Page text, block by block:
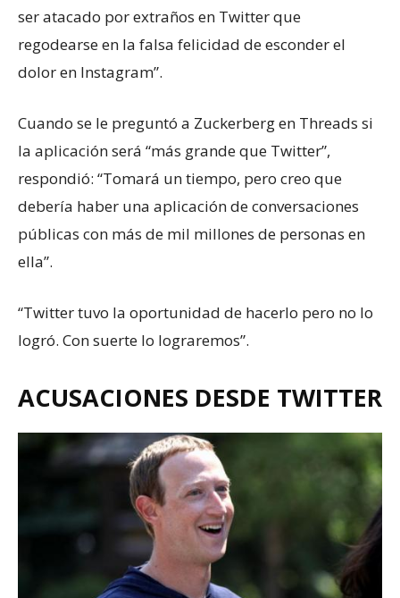
ser atacado por extraños en Twitter que
regodearse en la falsa felicidad de esconder el
dolor en Instagram”.
Cuando se le preguntó a Zuckerberg en Threads si
la aplicación será “más grande que Twitter”,
respondió: “Tomará un tiempo, pero creo que
debería haber una aplicación de conversaciones
públicas con más de mil millones de personas en
ella”.
“Twitter tuvo la oportunidad de hacerlo pero no lo
logró. Con suerte lo lograremos”.
ACUSACIONES DESDE TWITTER